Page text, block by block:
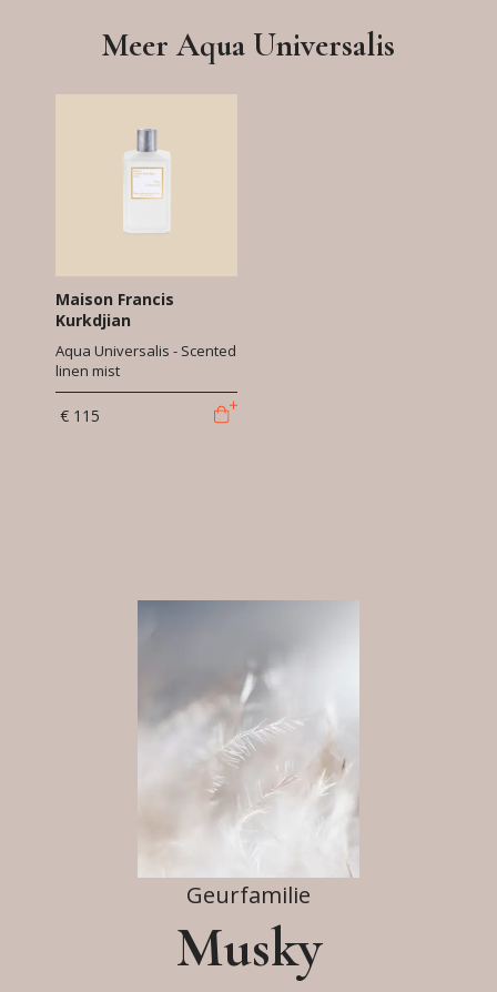
Meer Aqua Universalis
Maison Francis
Kurkdjian
Aqua Universalis - Scented
linen mist
€ 115
Geurfamilie
Musky